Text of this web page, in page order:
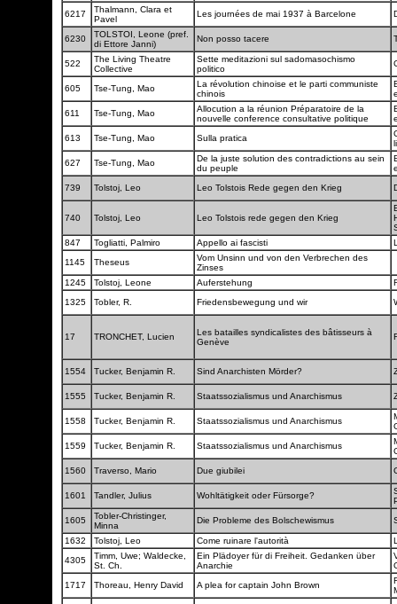
6217
Thalmann, Clara et
Pavel
Les journées de mai 1937 à Barcelone
6230
TOLSTOI, Leone (pref.
di Ettore Janni)
Non posso tacere
522
The Living Theatre
Collective
Sette meditazioni sul sadomasochismo
politico
605 Tse-Tung, Mao
La révolution chinoise et le parti communiste
chinois
611
Tse-Tung, Mao
Allocution a la réunion Préparatoire de la
nouvelle conference consultative politique
613
Tse-Tung, Mao Sulla pratica
627
Tse-Tung, Mao
De la juste solution des contradictions au sein
du peuple
739
Tolstoj, Leo Leo Tolstois Rede gegen den Krieg
740 Tolstoj, Leo Leo Tolstois rede gegen den Krieg
847
Togliatti, Palmiro Appello ai fascisti
1145
Theseus
Vom Unsinn und von den Verbrechen des
Zinses
1245
Tolstoj, Leone Auferstehung
1325
Tobler, R. Friedensbewegung und wir
17 TRONCHET, Lucien
Les batailles syndicalistes des bâtisseurs à
Genève
1554 Tucker, Benjamin R. Sind Anarchisten Mörder?
1555 Tucker, Benjamin R. Staatssozialismus und Anarchismus
1558 Tucker, Benjamin R. Staatssozialismus und Anarchismus
1559
Tucker, Benjamin R. Staatssozialismus und Anarchismus
1560
Traverso, Mario Due giubilei
1601 Tandler, Julius Wohltätigkeit oder Fürsorge?
1605
Tobler-Christinger,
Minna
Die Probleme des Bolschewismus
1632 Tolstoj, Leo Come ruinare l'autorità
4305
Timm, Uwe; Waldecke,
St. Ch.
Ein Plädoyer für di Freiheit. Gedanken über
Anarchie
1717
Thoreau, Henry David A plea for captain John Brown